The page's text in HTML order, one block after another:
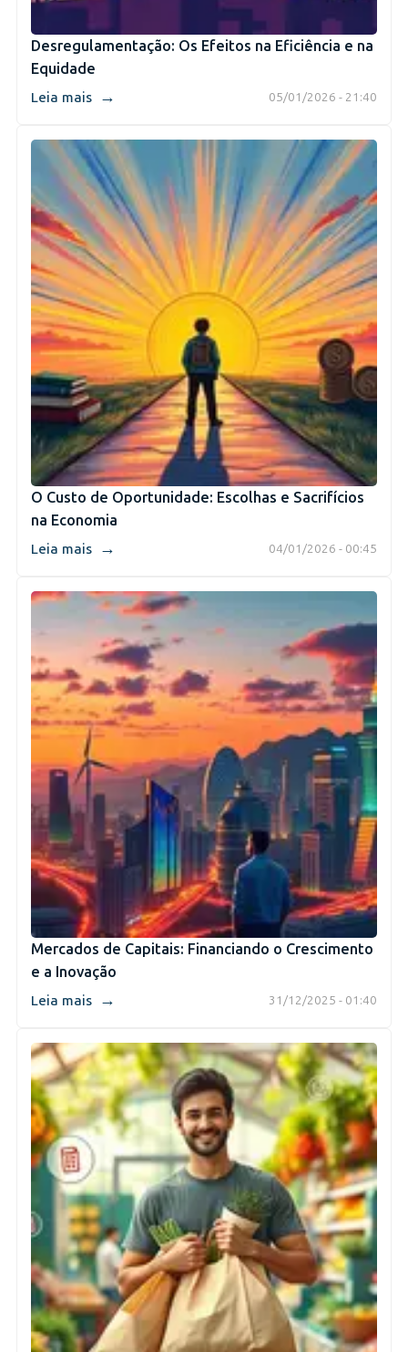
Desregulamentação: Os Efeitos na Eficiência e na
Equidade
05/01/2026 - 21:40
Leia mais →
O Custo de Oportunidade: Escolhas e Sacrifícios
na Economia
04/01/2026 - 00:45
Leia mais →
Mercados de Capitais: Financiando o Crescimento
e a Inovação
31/12/2025 - 01:40
Leia mais →